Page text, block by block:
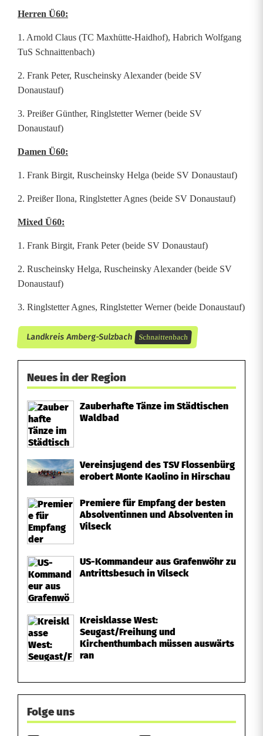
Herren Ü60:
1. Arnold Claus (TC Maxhütte-Haidhof), Habrich Wolfgang
TuS Schnaittenbach)
2. Frank Peter, Ruscheinsky Alexander (beide SV
Donaustauf)
3. Preißer Günther, Ringlstetter Werner (beide SV
Donaustauf)
Damen Ü60:
1. Frank Birgit, Ruscheinsky Helga (beide SV Donaustauf)
2. Preißer Ilona, Ringlstetter Agnes (beide SV Donaustauf)
Mixed Ü60:
1. Frank Birgit, Frank Peter (beide SV Donaustauf)
2. Ruscheinsky Helga, Ruscheinsky Alexander (beide SV
Donaustauf)
3. Ringlstetter Agnes, Ringlstetter Werner (beide Donaustauf)
Landkreis Amberg-Sulzbach Schnaittenbach
Neues in der Region
Zauberhafte Tänze im Städtischen
Waldbad
Vereinsjugend des TSV Flossenbürg
erobert Monte Kaolino in Hirschau
Premiere für Empfang der besten
Absolventinnen und Absolventen in
Vilseck
US-Kommandeur aus Grafenwöhr zu
Antrittsbesuch in Vilseck
Kreisklasse West:
Seugast/Freihung und
Kirchenthumbach müssen auswärts
ran
Folge uns